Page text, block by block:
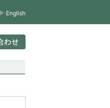
English